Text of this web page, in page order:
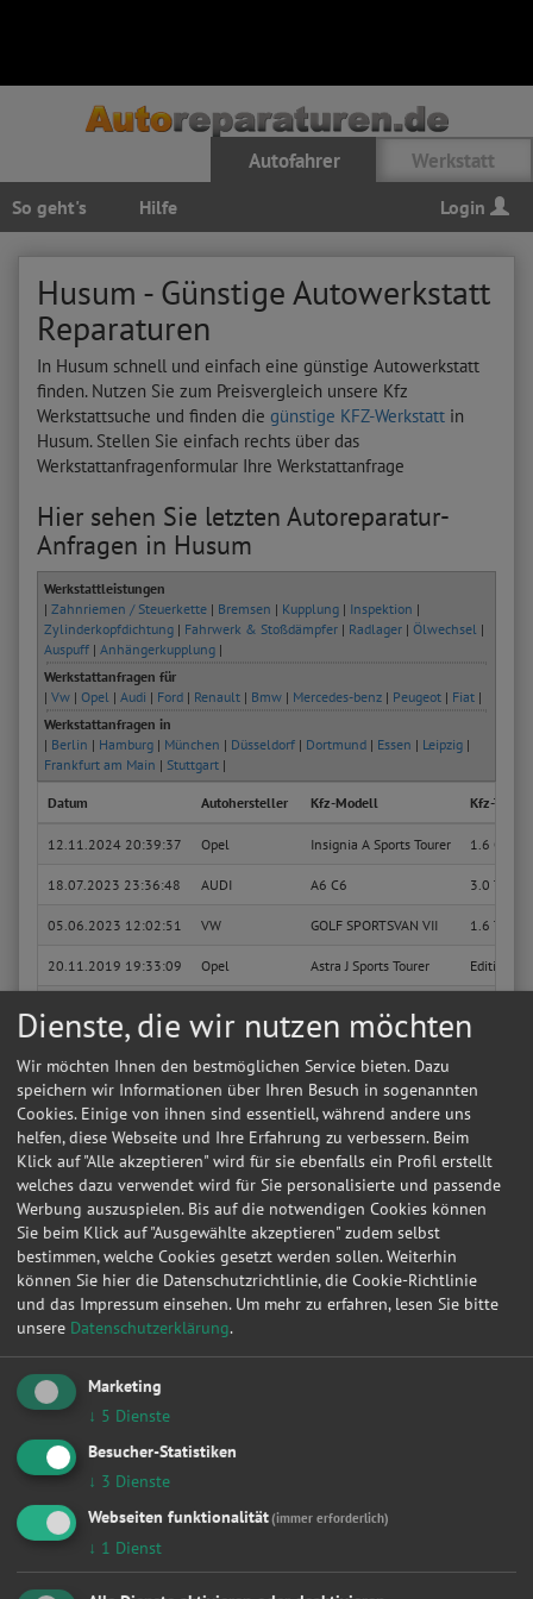
Autofahrer Werkstatt
So geht's Hilfe Login
Husum - Günstige Autowerkstatt
Reparaturen
In Husum schnell und einfach eine günstige Autowerkstatt
finden. Nutzen Sie zum Preisvergleich unsere Kfz
Werkstattsuche und finden die günstige KFZ-Werkstatt in
Husum. Stellen Sie einfach rechts über das
Werkstattanfragenformular Ihre Werkstattanfrage
Hier sehen Sie letzten Autoreparatur-
Anfragen in Husum
Werkstattleistungen
| Zahnriemen / Steuerkette | Bremsen | Kupplung | Inspektion |
Zylinderkopfdichtung | Fahrwerk & Stoßdämpfer | Radlager | Ölwechsel |
Auspuff | Anhängerkupplung |
Werkstattanfragen für
| Vw | Opel | Audi | Ford | Renault | Bmw | Mercedes-benz | Peugeot | Fiat |
Werkstattanfragen in
| Berlin | Hamburg | München | Düsseldorf | Dortmund | Essen | Leipzig |
Frankfurt am Main | Stuttgart |
Datum Autohersteller Kfz-Modell Kfz-Typ
12.11.2024 20:39:37 Opel Insignia A Sports Tourer 1.6 CDTi
18.07.2023 23:36:48 AUDI A6 C6 3.0 TDI
05.06.2023 12:02:51 VW GOLF SPORTSVAN VII 1.6 TDI
20.11.2019 19:33:09 Opel Astra J Sports Tourer Edition
19.11.2019 22:39:12
25.10.2018 16:26:45 Opel Mokka Color
20.08.2018 00:43:21 Opel Astra H Lim
02.02.2017 19:53:57 Audi A6 Avant 3.0 TDI
05.12.2016 18:21:42 Volvo V 70 Kombi D5
24.10.2016 20:41:11 Altea XL
19.08.2016 12:31:00 Opel Zafira A Elegance
23.04.2016 22:03:42 Dacia
25.06.2015 09:11:28
09.05.2015 19:32:22
14.12.2014 13:49:51 Volkswagen
27.11.2014 11:22:25
12.06.2014 16:08:02
16.04.2014 16:04:14 Opel Signum Sport
Dienste, die wir nutzen möchten
Wir möchten Ihnen den bestmöglichen Service bieten. Dazu
speichern wir Informationen über Ihren Besuch in sogenannten
Cookies. Einige von ihnen sind essentiell, während andere uns
helfen, diese Webseite und Ihre Erfahrung zu verbessern. Beim
Klick auf "Alle akzeptieren" wird für sie ebenfalls ein Profil erstellt
welches dazu verwendet wird für Sie personalisierte und passende
Werbung auszuspielen. Bis auf die notwendigen Cookies können
Sie beim Klick auf "Ausgewählte akzeptieren" zudem selbst
bestimmen, welche Cookies gesetzt werden sollen. Weiterhin
können Sie hier die Datenschutzrichtlinie, die Cookie-Richtlinie
und das Impressum einsehen. Um mehr zu erfahren, lesen Sie bitte
unsere Datenschutzerklärung.
Marketing
↓ 5 Dienste
Besucher-Statistiken
↓ 3 Dienste
Webseiten funktionalität(immer erforderlich)
↓ 1 Dienst